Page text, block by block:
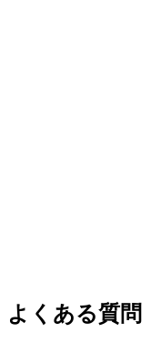
よくある質問